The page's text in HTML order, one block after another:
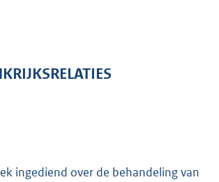
ingediend over de behandeling van